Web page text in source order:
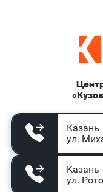
Казань
ул.
Казань
ул.